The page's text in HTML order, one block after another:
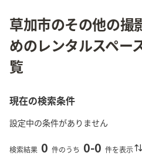
草加市のその他の撮
めのレンタルスペー
覧
現在の検索条件
設定中の条件がありません
検索結果 0 件のうち 0-0 件を表示